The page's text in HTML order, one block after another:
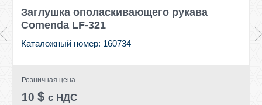
Заглушка ополаскивающего рукава
Comenda LF-321
Каталожный номер: 160734
Розничная цена
10 $ с НДС